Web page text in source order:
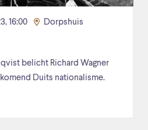
16:00 Dorpshuis
belicht Richard Wagner
Duits nationalisme.